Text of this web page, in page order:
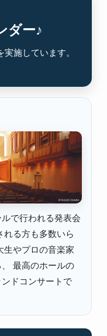
ダー♪
施しています。
で行われる発表会
れる方も多数いら
生やプロの音楽家
最高のホールの
ドコンサートで